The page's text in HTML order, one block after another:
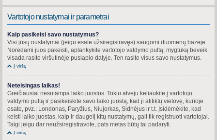
Vartotojo nustatymai ir parametrai
Kaip pasikeisi savo nustatymus?
Visi jūsų nustatymai (jeigu esate užsiregistravęs) saugomi duomenų bazėje.
Norėdami juos pakeisti, aplankykite vartotojo valdymo pultą; mygtuką beveik
visada rasite viršutinėje puslapio dalyje. Ten rasite visus savo nustatymus.
Į viršų
Neteisingas laikas!
Greičiausiai nesutampa laiko juostos. Tokiu atveju keliaukite į vartotojo
valdymo pultą ir pasikeiskite savo laiko juostą, kad ji atitiktų vietovę, kurioje
esate, pvz.: Londonas, Paryžius, Niujorkas, Sidnėjus ir t.t. Įsidėmėkite, kad
keisti laiko juostas, kaip ir daugelį kitų nustatymų, gali tik registruoti vartotojai.
Taigi jeigu dar neužsiregistravote, pats metas būtų tai padaryti.
Į viršų